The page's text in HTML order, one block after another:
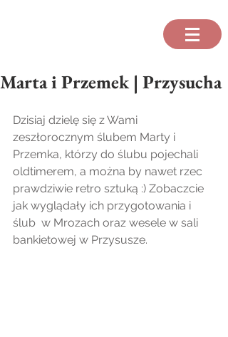
Marta i Przemek | Przysucha
Dzisiaj dzielę się z Wami
zeszłorocznym ślubem Marty i
Przemka, którzy do ślubu pojechali
oldtimerem, a można by nawet rzec
prawdziwie retro sztuką :) Zobaczcie
jak wyglądały ich przygotowania i
ślub  w Mrozach oraz wesele w sali
bankietowej w Przysusze.